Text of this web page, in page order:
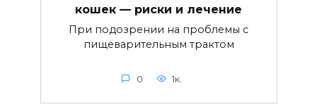
кошек — риски и лечение
При подозрении на проблемы с
пищеварительным трактом
0 1к.